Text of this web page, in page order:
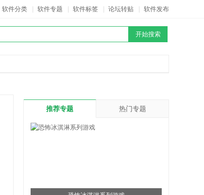
软件分类 软件专题 软件标签 论坛转贴 软件发布
推荐专题 热门专题